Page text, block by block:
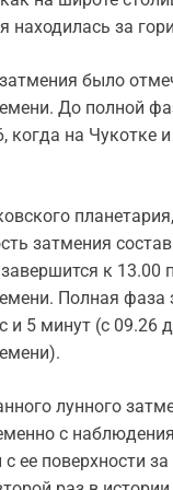
находилась за
было
До полной
когда на Чукотке
затмения
к 13.00
Полная фаза
и 5 минут (с 09.26
лунного
с
ее поверхности